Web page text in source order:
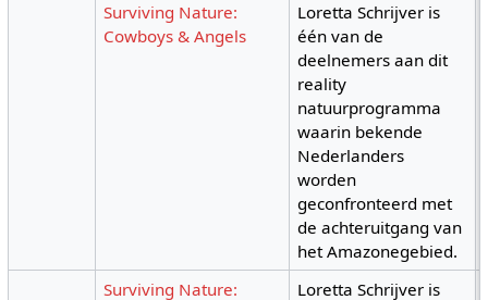
Surviving Nature:
Cowboys & Angels
Loretta Schrijver is
één van de
deelnemers aan dit
reality
natuurprogramma
waarin bekende
Nederlanders
worden
geconfronteerd met
de achteruitgang van
het Amazonegebied.
Surviving Nature:
Loretta Schrijver is